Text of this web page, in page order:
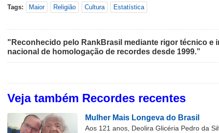
Tags: Maior Religião Cultura Estatística
"Reconhecido pelo RankBrasil mediante rigor técnico e
nacional de homologação de recordes desde 1999.”
Veja também Recordes recentes
Mulher Mais Longeva do Brasil
Aos 121 anos, Deolira Glicéria Pedro da